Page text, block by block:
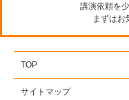
講演依頼を
まずはお
TOP
サイトマップ